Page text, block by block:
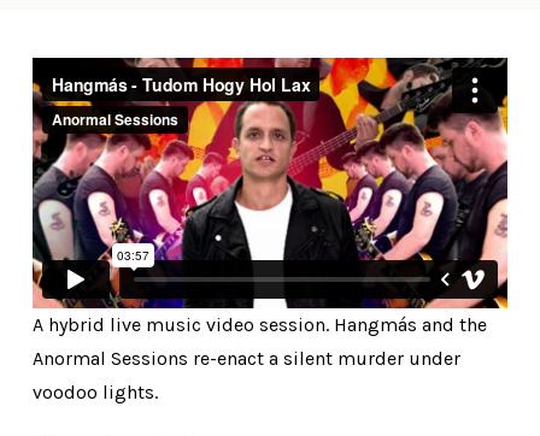
A hybrid live music video session. Hangmás and the
Anormal Sessions re-enact a silent murder under
voodoo lights.